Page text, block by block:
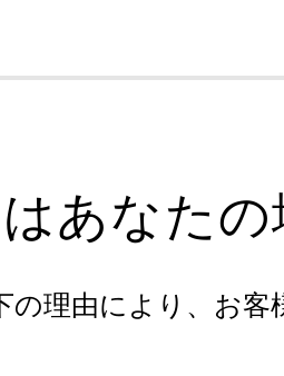
あなた
の理由により、お